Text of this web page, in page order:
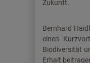
Zukunft.
Bernhard
einen
Biodiversität
Erhalt